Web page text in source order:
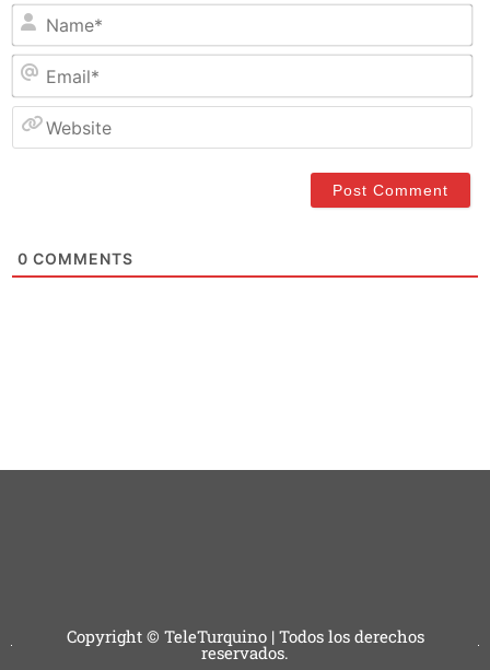
0 COMMENTS
Copyright © TeleTurquino | Todos los derechos
reservados.